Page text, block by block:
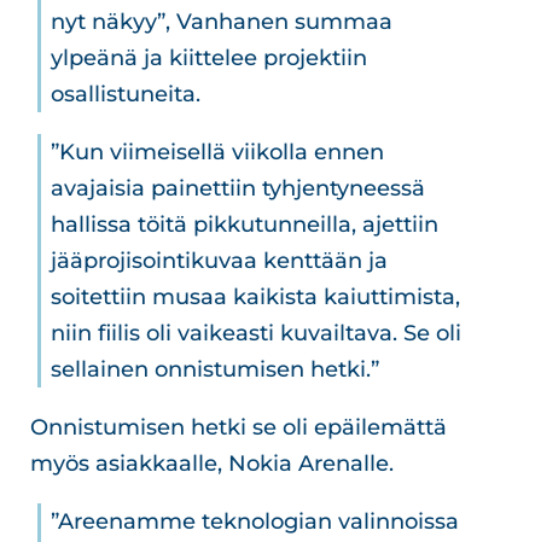
nyt näkyy”, Vanhanen summaa
ylpeänä ja kiittelee projektiin
osallistuneita.
”Kun viimeisellä viikolla ennen
avajaisia painettiin tyhjentyneessä
hallissa töitä pikkutunneilla, ajettiin
jääprojisointikuvaa kenttään ja
soitettiin musaa kaikista kaiuttimista,
niin fiilis oli vaikeasti kuvailtava. Se oli
sellainen onnistumisen hetki.”
Onnistumisen hetki se oli epäilemättä
myös asiakkaalle, Nokia Arenalle.
”Areenamme teknologian valinnoissa